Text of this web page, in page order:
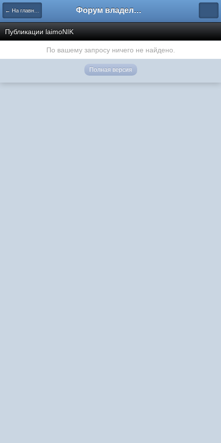
← На главную Форум владельцев интернет-магазинов
Публикации laimoNIK
По вашему запросу ничего не найдено.
Полная версия